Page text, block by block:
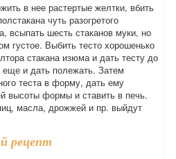
в нее растертые желтки, вбить
чуть разогретого
всыпать шесть стаканов муки, но
густое. Выбить тесто хорошенько
стакана изюма и дать тесту до
еще и дать полежать. Затем
теста в форму, дать ему
высоты формы и ставить в печь.
масла, дрожжей и пр. выйдут
рецепт